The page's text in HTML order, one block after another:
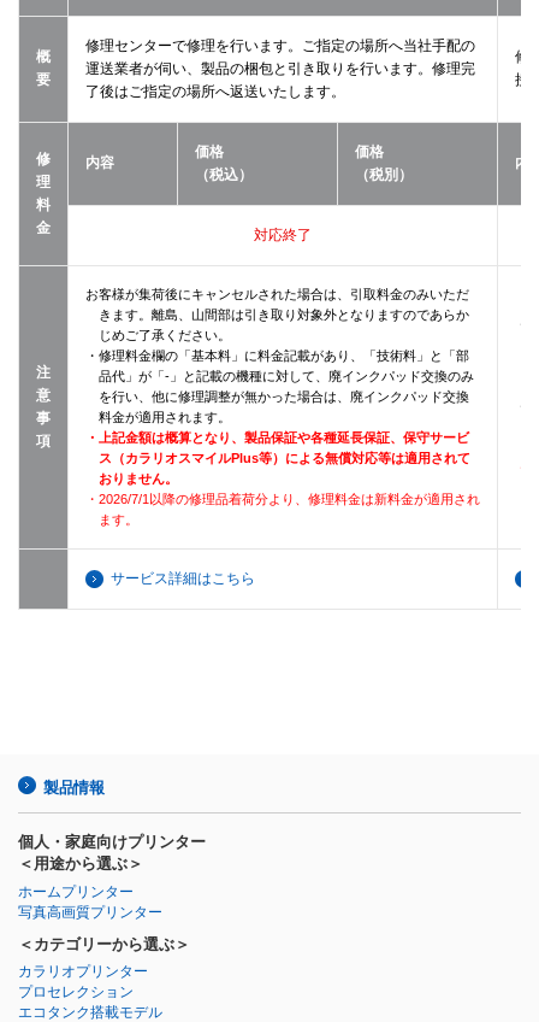
概
要
修理センターで修理を行います。ご指定の場所へ当社手配の
運送業者が伺い、製品の梱包と引き取りを行います。修理完
了後はご指定の場所へ返送いたします。
修
接
修
理
料
金
内容
価格
（税込）
価格
（税別）
内
対応終了
注
意
事
項
お客様が集荷後にキャンセルされた場合は、引取料金のみいただ
きます。離島、山間部は引き取り対象外となりますのであらか
じめご了承ください。
・修理料金欄の「基本料」に料金記載があり、「技術料」と「部
品代」が「-」と記載の機種に対して、廃インクパッド交換のみ
を行い、他に修理調整が無かった場合は、廃インクパッド交換
料金が適用されます。
・上記金額は概算となり、製品保証や各種延長保証、保守サービ
ス（カラリオスマイルPlus等）による無償対応等は適用されて
おりません。
・2026/7/1以降の修理品着荷分より、修理料金は新料金が適用され
ます。
・
・
・
サービス詳細はこちら
製品情報
個人・家庭向けプリンター
＜用途から選ぶ＞
ホームプリンター
写真高画質プリンター
＜カテゴリーから選ぶ＞
カラリオプリンター
プロセレクション
エコタンク搭載モデル